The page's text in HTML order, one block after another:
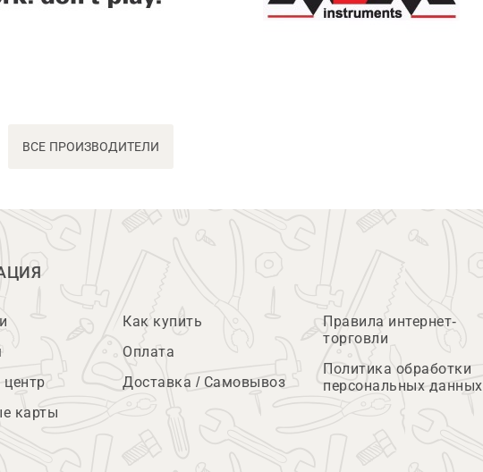
ВСЕ ПРОИЗВОДИТЕЛИ
карты
Как купить
Оплата
Доставка / Самовывоз
Правила интернет-
торговли
Политика обработки
персональных данных